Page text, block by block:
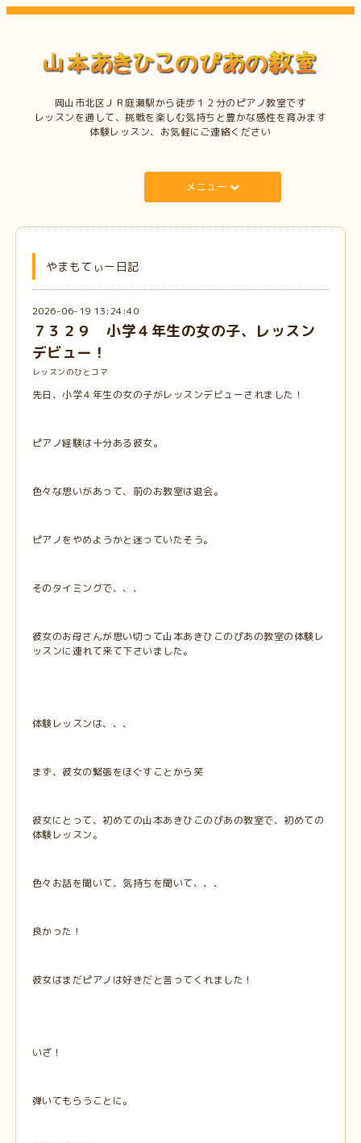
岡山市北区ＪＲ庭瀬駅から徒歩１２分のピアノ教室です
レッスンを通して、挑戦を楽しむ気持ちと豊かな感性を育みます
体験レッスン、お気軽にご連絡ください
メニュー
やまもてぃー日記
2026-06-19 13:24:40
７３２９ 小学４年生の女の子、レッスン
デビュー！
レッスンのひとコマ
先日、小学４年生の女の子がレッスンデビューされました！
ピアノ経験は十分ある彼女。
色々な思いがあって、前のお教室は退会。
ピアノをやめようかと迷っていたそう。
そのタイミングで、、、
彼女のお母さんが思い切って山本あきひこのぴあの教室の体験レ
ッスンに連れて来て下さいました。
体験レッスンは、、、
まず、彼女の緊張をほぐすことから笑
彼女にとって、初めての山本あきひこのぴあの教室で、初めての
体験レッスン。
色々お話を聞いて、気持ちを聞いて、、、
良かった！
彼女はまだピアノは好きだと言ってくれました！
いざ！
弾いてもらうことに。